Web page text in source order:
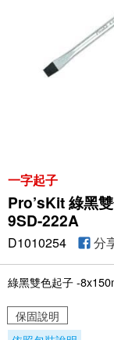
一字起子
Pro’sKit 綠黑
9SD-222A
D1010254 分
綠黑雙色起子 -
保固說明